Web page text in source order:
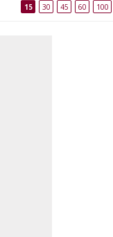
15 30 45 60 100